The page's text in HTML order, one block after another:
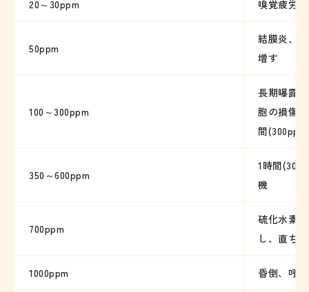
20～30ppm 嗅覚疲労
50ppm
結膜炎、
増す
100～300ppm
長期曝露
胞の損傷
間
350～600ppm
1時間
機
700ppm
硫化水素
し、直ち
1000ppm 昏倒、呼